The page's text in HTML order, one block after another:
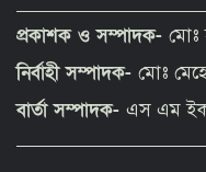
প্রকাশক ও সম্পাদক- মোঃ
নির্বাহী সম্পাদক- মোঃ
বার্তা সম্পাদক- এস এম